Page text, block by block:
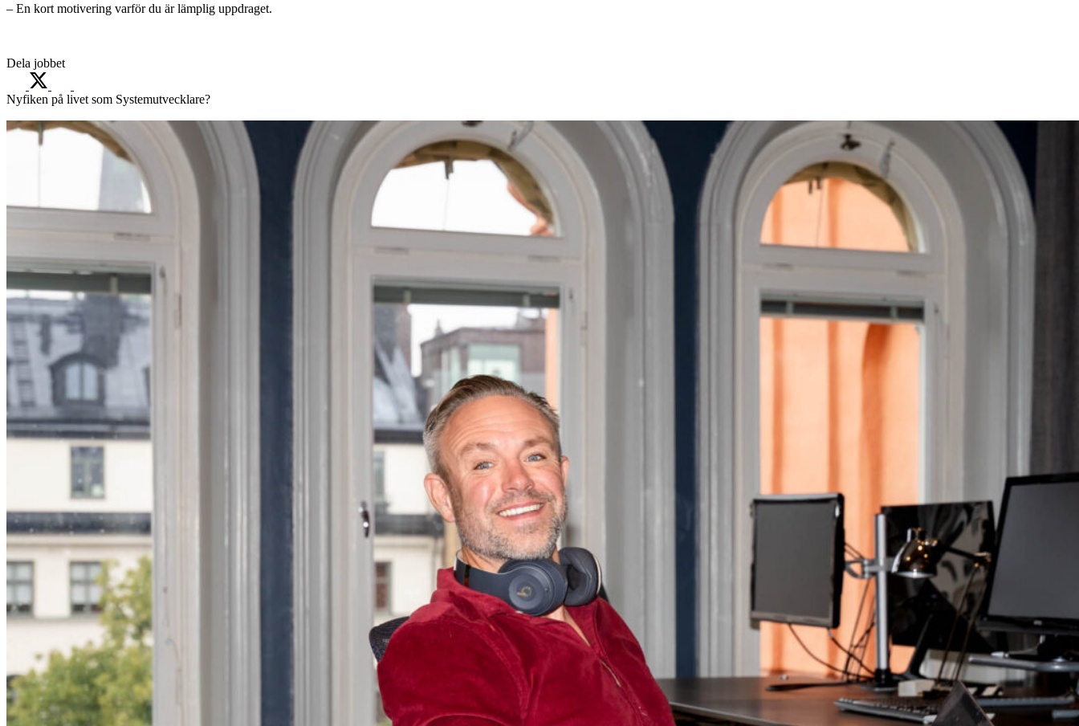
– En kort motivering varför du är lämplig uppdraget.
Dela jobbet
Nyfiken på livet som Systemutvecklare?